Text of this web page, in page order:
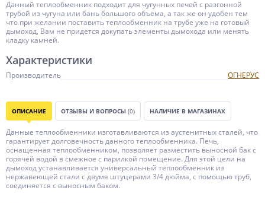
Данный теплообменник подходит для чугунных печей с разгонной
трубой из чугуна или бань большого объема, а так же он удобен тем
что при желании поставить теплообменник на трубе уже на готовый
дымоход, Вам не придется докупать элементы дымохода или менять
кладку камней.
Характеристики
Производитель ОГНЕРУС
ОПИСАНИЕ ОТЗЫВЫ И ВОПРОСЫ (0) НАЛИЧИЕ В МАГАЗИНАХ
Данные теплообменники изготавливаются из аустенитных сталей, что
гарантирует долговечность данного теплообменника. Печь,
оснащенная теплообменником, позволяет разместить выносной бак с
горячей водой в смежное с парилкой помещение. Для этой цели на
дымоход устанавливается универсальный теплообменник из
нержавеющей стали с двумя штуцерами 3/4 дюйма, с помощью труб,
соединяется с выносным баком.